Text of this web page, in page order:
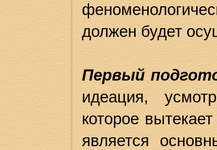
должен будет
Первый
идеация,
которое
является